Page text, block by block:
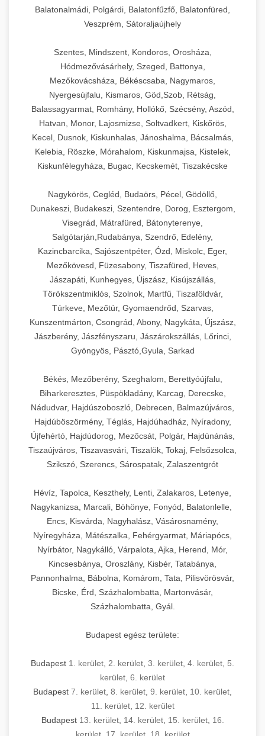
Balatonalmádi, Polgárdi, Balatonfűzfő, Balatonfüred,
Veszprém, Sátoraljaújhely
Szentes, Mindszent, Kondoros, Orosháza,
Hódmezővásárhely, Szeged, Battonya,
Mezőkovácsháza, Békéscsaba, Nagymaros,
Nyergesújfalu, Kismaros, Göd,Szob, Rétság,
Balassagyarmat, Romhány, Hollókő, Szécsény, Aszód,
Hatvan, Monor, Lajosmizse, Soltvadkert, Kiskőrös,
Kecel, Dusnok, Kiskunhalas, Jánoshalma, Bácsalmás,
Kelebia, Röszke, Mórahalom, Kiskunmajsa, Kistelek,
Kiskunfélegyháza, Bugac, Kecskemét, Tiszakécske
Nagykörös, Cegléd, Budaörs, Pécel, Gödöllő,
Dunakeszi, Budakeszi, Szentendre, Dorog, Esztergom,
Visegrád, Mátrafüred, Bátonyterenye,
Salgótarján,Rudabánya, Szendrő, Edelény,
Kazincbarcika, Sajószentpéter, Ózd, Miskolc, Eger,
Mezőkövesd, Füzesabony, Tiszafüred, Heves,
Jászapáti, Kunhegyes, Újszász, Kisújszállás,
Törökszentmiklós, Szolnok, Martfű, Tiszaföldvár,
Túrkeve, Mezőtúr, Gyomaendrőd, Szarvas,
Kunszentmárton, Csongrád, Abony, Nagykáta, Újszász,
Jászberény, Jászfényszaru, Jászárokszállás, Lőrinci,
Gyöngyös, Pásztó,Gyula, Sarkad
Békés, Mezőberény, Szeghalom, Berettyóújfalu,
Biharkeresztes, Püspökladány, Karcag, Derecske,
Nádudvar, Hajdúszoboszló, Debrecen, Balmazújváros,
Hajdúböszörmény, Téglás, Hajdúhadház, Nyíradony,
Újfehértó, Hajdúdorog, Mezőcsát, Polgár, Hajdúnánás,
Tiszaújváros, Tiszavasvári, Tiszalök, Tokaj, Felsőzsolca,
Szikszó, Szerencs, Sárospatak, Zalaszentgrót
Hévíz, Tapolca, Keszthely, Lenti, Zalakaros, Letenye,
Nagykanizsa, Marcali, Böhönye, Fonyód, Balatonlelle,
Encs, Kisvárda, Nagyhalász, Vásárosnamény,
Nyíregyháza, Mátészalka, Fehérgyarmat, Máriapócs,
Nyírbátor, Nagykálló, Várpalota, Ajka, Herend, Mór,
Kincsesbánya, Oroszlány, Kisbér, Tatabánya,
Pannonhalma, Bábolna, Komárom, Tata, Pilisvörösvár,
Bicske, Érd, Százhalombatta, Martonvásár,
Százhalombatta, Gyál.
Budapest egész területe:
Budapest 1. kerület, 2. kerület, 3. kerület, 4. kerület, 5.
kerület, 6. kerület
Budapest 7. kerület, 8. kerület, 9. kerület, 10. kerület,
11. kerület, 12. kerület
Budapest 13. kerület, 14. kerület, 15. kerület, 16.